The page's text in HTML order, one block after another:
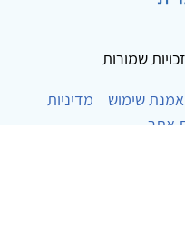
אמנת שימוש
מדיניות
אתר